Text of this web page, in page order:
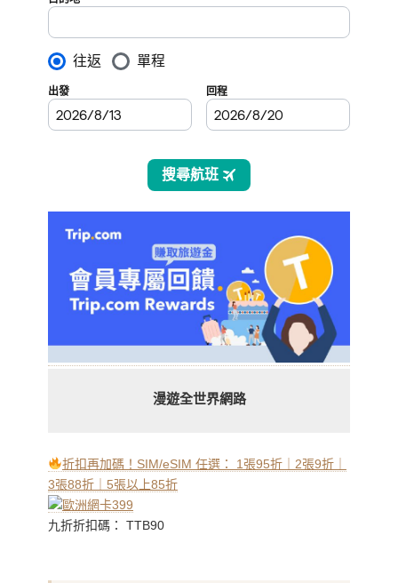
漫遊全世界網路
折扣再加碼！SIM/eSIM 任選： 1張95折｜2張9折｜
3張88折｜5張以上85折
九折折扣碼： TTB90